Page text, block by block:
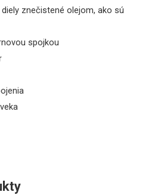
znečistené olejom, ako sú
spojkou